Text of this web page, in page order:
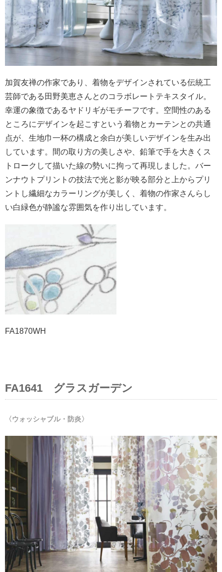
加賀友禅の作家であり、着物をデザインされている伝統工
芸師である田野美恵さんとのコラボレートテキスタイル。
幸運の象徴であるヤドリギがモチーフです。空間性のある
ところにデザインを起こすという着物とカーテンとの共通
点が、生地巾一杯の構成と余白が美しいデザインを生み出
しています。間の取り方の美しさや、鉛筆で手を大きくス
トロークして描いた線の勢いに拘って再現しました。バー
ンナウトプリントの技法で光と影が映る部分と上からプリ
ントし繊細なカラーリングが美しく、着物の作家さんらし
い白緑色が静謐な雰囲気を作り出しています。
FA1870WH
FA1641 グラスガーデン
〈ウォッシャブル・防炎〉